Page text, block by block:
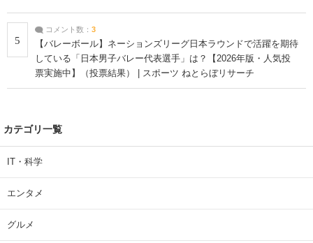
5
コメント数： 3
【バレーボール】ネーションズリーグ日本ラウンドで活躍を期待
している「日本男子バレー代表選手」は？【2026年版・人気投
票実施中】（投票結果） | スポーツ ねとらぼリサーチ
カテゴリ一覧
IT・科学
エンタメ
グルメ